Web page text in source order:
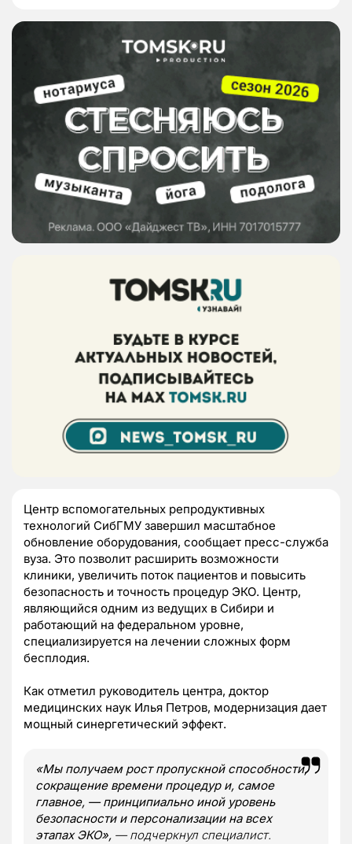
Центр вспомогательных репродуктивных
технологий СибГМУ завершил масштабное
обновление оборудования, сообщает пресс-служба
вуза. Это позволит расширить возможности
клиники, увеличить поток пациентов и повысить
безопасность и точность процедур ЭКО. Центр,
являющийся одним из ведущих в Сибири и
работающий на федеральном уровне,
специализируется на лечении сложных форм
бесплодия.
Как отметил руководитель центра, доктор
медицинских наук Илья Петров, модернизация дает
мощный синергетический эффект.
«Мы получаем рост пропускной способности,
сокращение времени процедур и, самое
главное, — принципиально иной уровень
безопасности и персонализации на всех
этапах ЭКО», — подчеркнул специалист.